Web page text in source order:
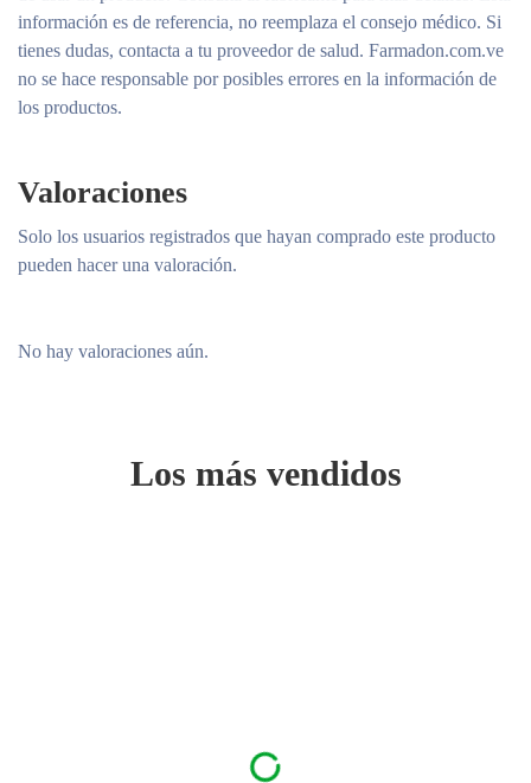
información es de referencia, no reemplaza el consejo médico. Si
tienes dudas, contacta a tu proveedor de salud. Farmadon.com.ve
no se hace responsable por posibles errores en la información de
los productos.
Valoraciones
No hay valoraciones aún.
Solo los usuarios registrados que hayan comprado este producto
pueden hacer una valoración.
Los más vendidos